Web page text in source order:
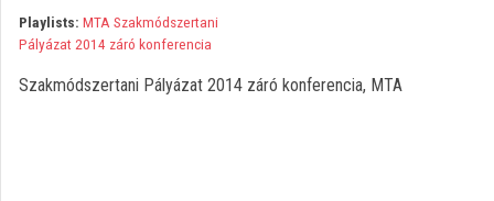
Playlists: MTA Szakmódszertani
Pályázat 2014 záró konferencia
Szakmódszertani Pályázat 2014 záró konferencia, MTA